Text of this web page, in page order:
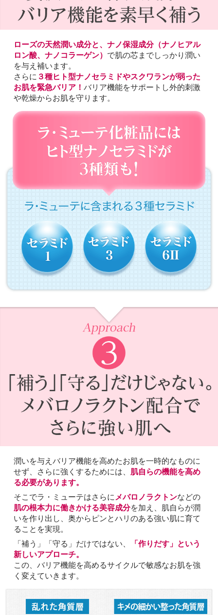
ローズの天然潤い成分と、ナノ保湿成分（ナノヒアル
ロン酸、ナノコラーゲン） で肌の芯までしっかり潤い
を与え補います。
さらに ３種ヒト型ナノセラミドやスクワランが弱った
お肌を緊急バリア！ バリア機能をサポートし外的刺激
や乾燥からお肌を守ります。
潤いを与えバリア機能を高めたお肌を一時的なものに
せず、さらに強くするためには、 肌自らの機能を高め
る必要があります。
そこでラ・ミューテはさらに メバロノラクトンなどの
肌の根本力に働きかける美容成分を加え、肌自らが潤
いを作り出し、奥からピンとハリのある強い肌に育て
ることを実現。
「補う」「守る」だけではない、
「作りだす」という
新しいアプローチ。
この、バリア機能を高めるサイクルで敏感なお肌を強
く変えていきます。